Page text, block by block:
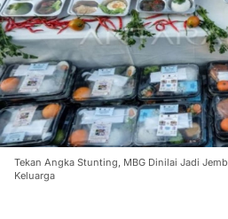
Tekan Angka Stunting, MBG Dinilai Jadi
Keluarga